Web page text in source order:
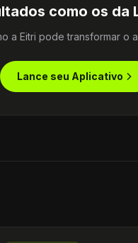
como os da
a Eitri pode transformar o
Lance seu Aplicativo